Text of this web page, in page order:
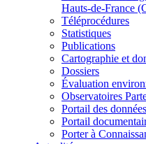
Hauts-de-France
Téléprocédures
Statistiques
Publications
Cartographie et
Dossiers
Évaluation
Observatoires
Portail des
Portail
Porter à